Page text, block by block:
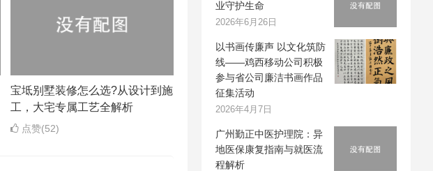
宝坻别墅装修怎么选?从设计到施
工，大宅专属工艺全解析
点赞(52)
业守护生命
2026年6月26日
以书画传廉声 以文化筑防
线——鸡西移动公司积极
参与省公司廉洁书画作品
征集活动
2026年4月7日
广州勤正中医护理院：异
地医保康复指南与就医流
程解析